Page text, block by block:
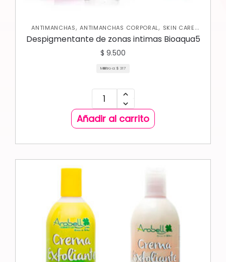
ANTIMANCHAS,ANTIMANCHAS CORPORAL, SKIN CARE
CORPORAL, SKIN CARE FACIAL
Despigmentante de zonas intimas Bioaqua5
$ 9.500
Mililitro a: $ 317
Añadir al carrito